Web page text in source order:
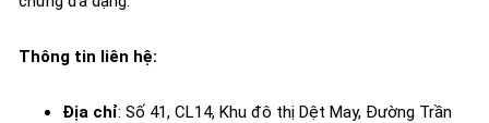
Thông tin liên hệ:
Địa chỉ: Số 41, CL14, Khu đô thị Dệt May, Đường Trần